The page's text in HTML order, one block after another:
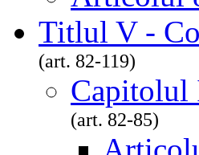
Titlul V -
(art. 82-119)
Capitolul
(art. 82-85)